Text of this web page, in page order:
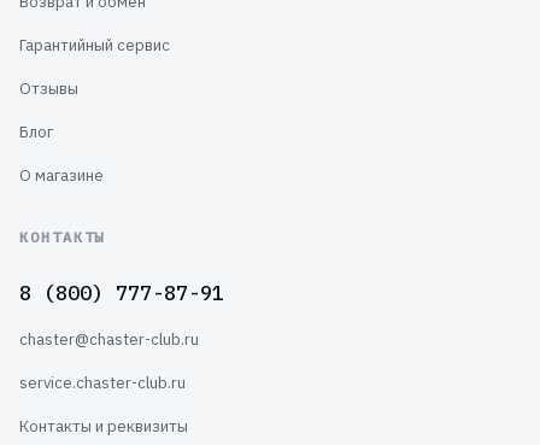
Гарантийный сервис
Отзывы
Блог
О магазине
КОНТАКТЫ
8 (800) 777-87-91
chaster@chaster-club.ru
service.chaster-club.ru
Контакты и реквизиты